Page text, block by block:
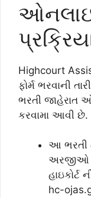
Highcourt
ફોર્મ ભરવાની
ભરતી જાહેરાત
કરવામા આવી છે.
આ ભરતી
અરજીઓ
hc-